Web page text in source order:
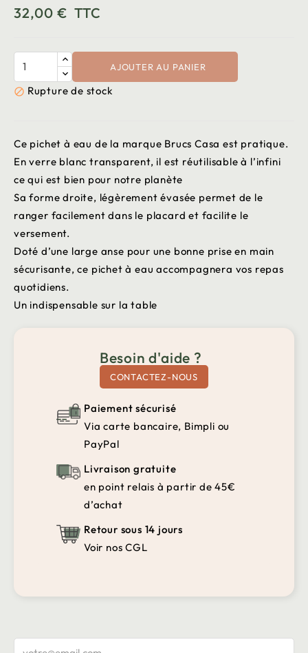
32,00 € TTC
AJOUTER AU PANIER
 Rupture de stock
Ce pichet à eau de la marque Brucs Casa est pratique.
En verre blanc transparent, il est réutilisable à l’infini
ce qui est bien pour notre planète
Sa forme droite, légèrement évasée permet de le
ranger facilement dans le placard et facilite le
versement.
Doté d’une large anse pour une bonne prise en main
sécurisante, ce pichet à eau accompagnera vos repas
quotidiens.
Un indispensable sur la table
Besoin d'aide ?
CONTACTEZ-NOUS
Paiement sécurisé
Via carte bancaire, Bimpli ou
PayPal
Livraison gratuite
en point relais à partir de 45€
d’achat
Retour sous 14 jours
Voir nos CGL